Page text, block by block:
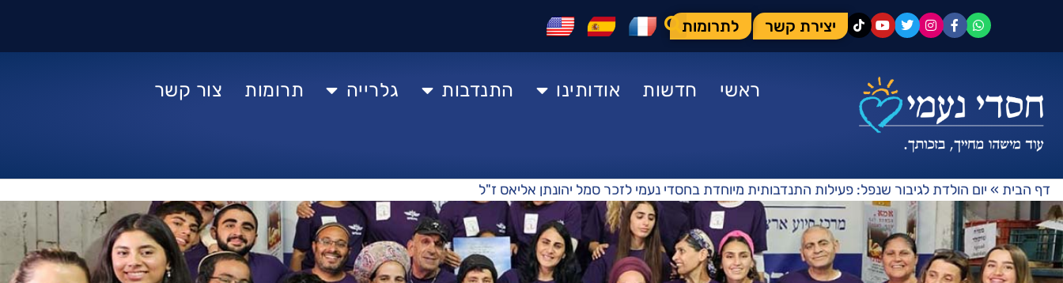
יצירת קשר לתרומות
ראשי חדשות אודותינו התנדבות גלרייה תרומות צור קשר
דף הבית » יום הולדת לגיבור שנפל: פעילות התנדבותית מיוחדת בחסדי נעמי לזכר סמל יהונתן אליאס ז"ל